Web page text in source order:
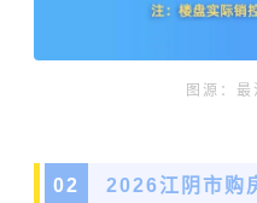
图源：最
02 2026江阴市购